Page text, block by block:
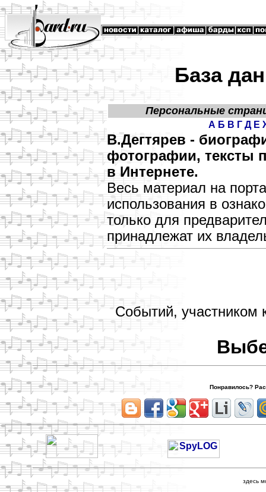
База
Персональные
А Б В Г Д Е
В.Дегтярев -
фотографии, тексты
в Интернете.
Весь материал на
использования в
только для
принадлежат их
Событий, участником
Понравилось?
здесь